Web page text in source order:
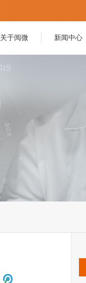
关于阅微 新闻中心